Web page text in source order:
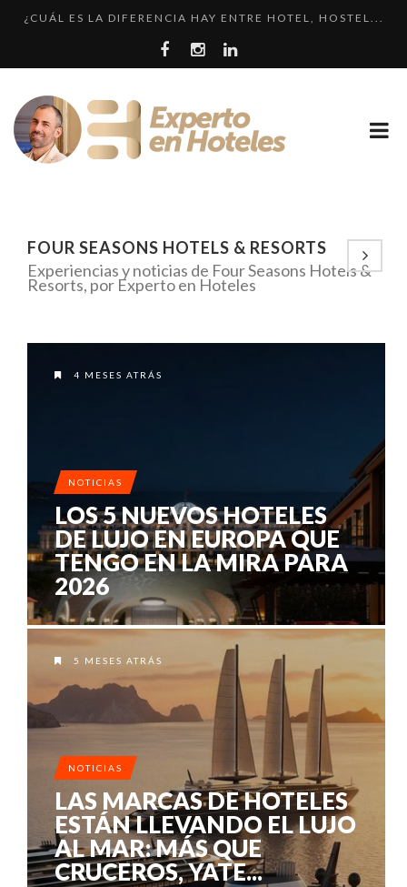
¿CUÁL ES LA DIFERENCIA HAY ENTRE HOTEL, HOSTEL...
CRÍTICA • RENAISSANCE SÃO PAULO: DOS HOTELES E...
EL HOTEL 7 ESTRELLAS, UN ENGAÑO QUE SE REPITE....
LOS 10 HOTELES MÁS CAROS DE PARÍS. LUJO FRANCÉ...
FOUR SEASONS HOTELS & RESORTS
Experiencias y noticias de Four Seasons Hotels &
Resorts, por Experto en Hoteles
4 MESES ATRÁS
NOTICIAS
LOS 5 NUEVOS HOTELES
DE LUJO EN EUROPA QUE
TENGO EN LA MIRA PARA
2026
5 MESES ATRÁS
NOTICIAS
LAS MARCAS DE HOTELES
ESTÁN LLEVANDO EL LUJO
AL MAR: MÁS QUE
CRUCEROS, YATE...